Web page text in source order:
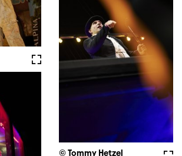
Vollbild
© Tommy Hetzel